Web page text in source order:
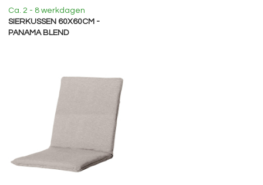
Ca. 2 - 8 werkdagen
SIERKUSSEN 60X60CM -
PANAMA BLEND